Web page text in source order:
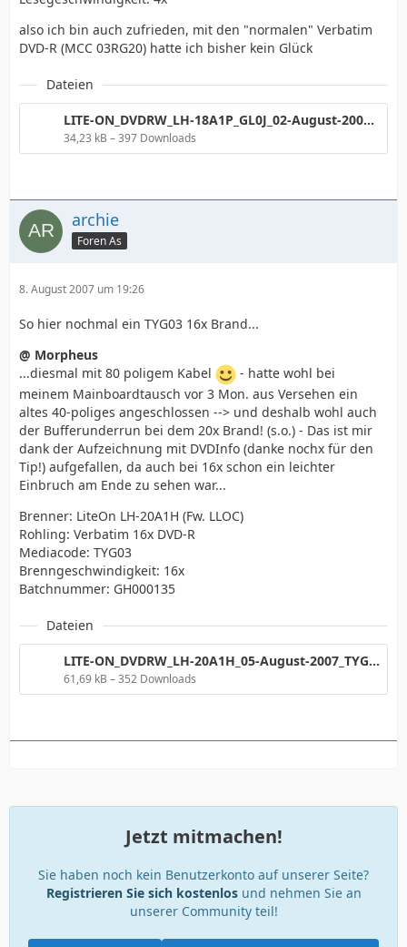
also ich bin auch zufrieden, mit den "normalen" Verbatim
DVD-R (MCC 03RG20) hatte ich bisher kein Glück
Dateien
LITE-ON_DVDRW_LH-18A1P_GL0J_02-August-2007_19_09.png
34,23 kB – 397 Downloads
archie
Foren As
8. August 2007 um 19:26
So hier nochmal ein TYG03 16x Brand...
@ Morpheus
...diesmal mit 80 poligem Kabel
- hatte wohl bei
meinem Mainboardtausch vor 3 Mon. aus Versehen ein
altes 40-poliges angeschlossen --> und deshalb wohl auch
der Bufferunderrun bei dem 20x Brand! (s.o.) - Das ist mir
dank der Aufzeichnung mit DVDInfo (danke nochx für den
Tip!) aufgefallen, da auch bei 16x schon ein leichter
Einbruch am Ende zu sehen war...
Brenner: LiteOn LH-20A1H (Fw. LLOC)
Rohling: Verbatim 16x DVD-R
Mediacode: TYG03
Brenngeschwindigkeit: 16x
Batchnummer: GH000135
Dateien
LITE-ON_DVDRW_LH-20A1H_05-August-2007_TYG03_LL0C.png
61,69 kB – 352 Downloads
Jetzt mitmachen!
Sie haben noch kein Benutzerkonto auf unserer Seite?
Registrieren Sie sich kostenlosund nehmen Sie an
unserer Community teil!